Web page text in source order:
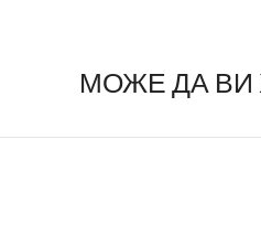
МОЖЕ ДА ВИ